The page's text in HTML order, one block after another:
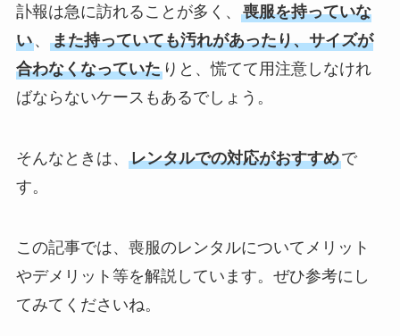
訃報は急に訪れることが多く、 喪服を持っていな
い、 また持っていても汚れがあったり、サイズが
合わなくなっていたりと、慌てて用注意しなけれ
ばならないケースもあるでしょう。
そんなときは、 レンタルでの対応がおすすめで
す。
この記事では、喪服のレンタルについてメリット
やデメリット等を解説しています。ぜひ参考にし
てみてくださいね。